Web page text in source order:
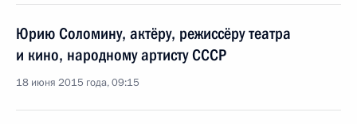
Юрию Соломину, актёру, режиссёру театра
и кино, народному артисту СССР
18 июня 2015 года, 09:15